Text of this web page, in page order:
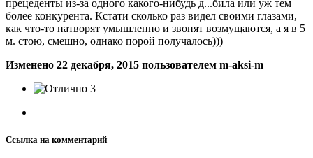
прецеденты из-за одного какого-нибудь д...била или уж тем
более конкурента. Кстати сколько раз видел своими глазами,
как что-то натворят умышленно и звонят возмущаются, а я в 5
м. стою, смешно, однако порой получалось)))
Изменено 22 декабря, 2015 пользователем m-aksi-m
3
Ссылка на комментарий